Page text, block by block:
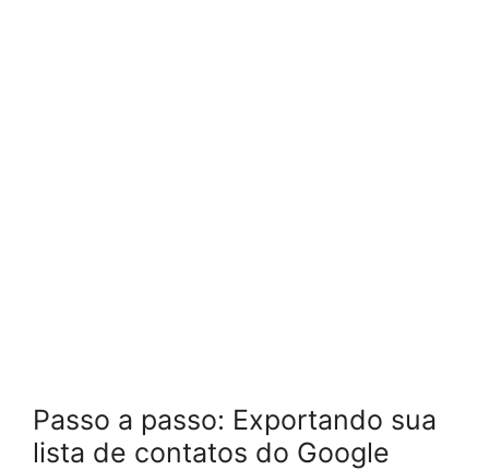
Passo a passo: Exportando sua
lista de contatos do Google